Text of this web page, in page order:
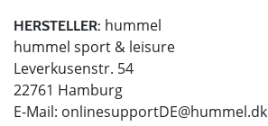
HERSTELLER: hummel
hummel sport & leisure
Leverkusenstr. 54
22761 Hamburg
E-Mail: onlinesupportDE@hummel.dk